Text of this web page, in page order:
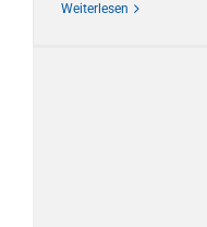
Weiterlesen